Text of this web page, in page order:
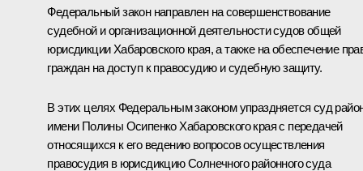
Федеральный закон направлен на совершенствование
судебной и организационной деятельности судов общей
юрисдикции Хабаровского края, а также на обеспечение
граждан на доступ к правосудию и судебную защиту.
В этих целях Федеральным законом упраздняется суд
имени Полины Осипенко Хабаровского края с передачей
относящихся к его ведению вопросов осуществления
правосудия в юрисдикцию Солнечного районного суда